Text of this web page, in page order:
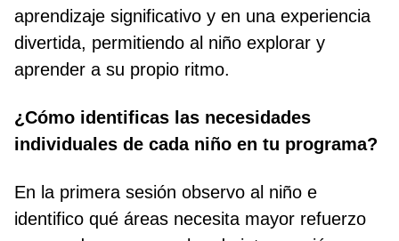
aprendizaje significativo y en una experiencia
divertida, permitiendo al niño explorar y
aprender a su propio ritmo.
¿Cómo identificas las necesidades
individuales de cada niño en tu programa?
En la primera sesión observo al niño e
identifico qué áreas necesita mayor refuerzo